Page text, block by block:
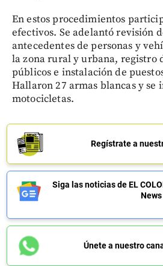
En estos procedimientos
efectivos. Se adelantó revisión
antecedentes de personas y
la zona rural y urbana, registro
públicos e instalación de
Hallaron 27 armas blancas y se
motocicletas.
Regístrate a
Siga las noticias de EL
News
Únete a nuestro